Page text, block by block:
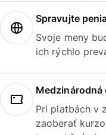
Spravujte
Svoje meny
ich rýchlo
Medzinárodná
Pri platbách v
zaoberať